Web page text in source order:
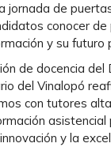
jornada de
conocer
y su futuro
de docencia
del Vinalopó
con tutores
y la